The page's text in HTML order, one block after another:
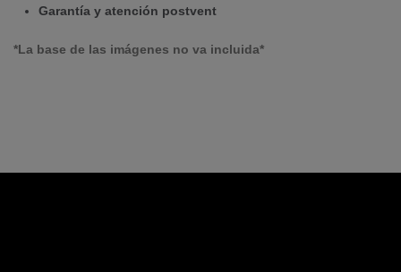
Garantía y atención postvent
*La base de las imágenes no va incluida*